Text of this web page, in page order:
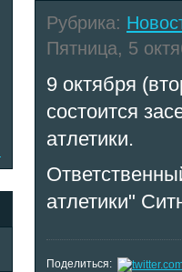
Рубрика:
Пятница, 5
9 октября
состоится
атлетики.
атлетики"
Поделиться: